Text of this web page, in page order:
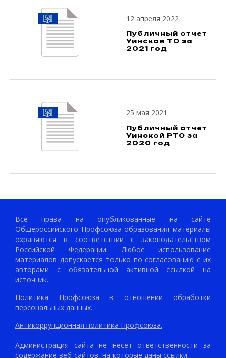
12 апреля 2022
Публичный отчет
Уинская ТО за
2021 год
25 мая 2021
Публичный отчет
Уинской РТО за
2020 год
Все права на опубликованные на сайте
Общероссийского Профсоюза образования материалы
охраняются в соответствии с законодательством
Российской Федерации. Любое использование
материалов допускается только по согласованию с их
авторами с обязательной активной ссылкой на
источник.
Политика Профсоюза в отношении обработки
персональных данных.
Антикоррупционная политика Профсоюза.
Администрация сайта не несёт ответственности за
содержание веб-сайтов, на которые даны ссылки.